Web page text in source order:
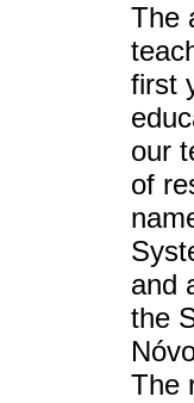
The
first
our
of
and
the
The